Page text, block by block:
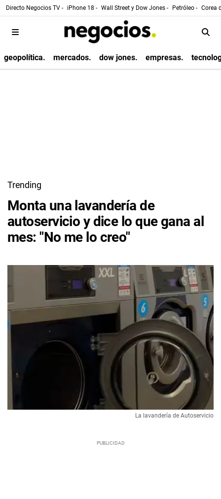
Directo Negocios TV - iPhone 18 - Wall Street y Dow Jones - Petróleo - Corea
geopolítica. mercados. dow jones. empresas.
Trending
Monta una lavandería de
autoservicio y dice lo que gana al
mes: "No me lo creo"
La lavandería de Autoservicio